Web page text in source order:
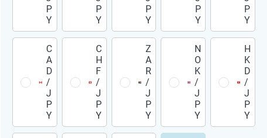
P
Y
P
Y
P
Y
P
Y
P
Y
C
A
D
/
J
P
Y
C
H
F
/
J
P
Y
Z
A
R
/
J
P
Y
N
O
K
/
J
P
Y
H
K
D
/
J
P
Y